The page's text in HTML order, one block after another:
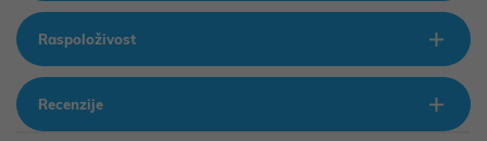
Raspoloživost
Recenzije